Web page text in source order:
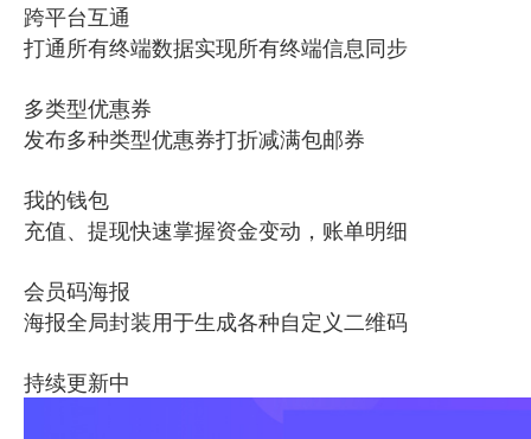
跨平台互通
打通所有终端数据实现所有终端信息同步
多类型优惠券
发布多种类型优惠券打折减满包邮券
我的钱包
充值、提现快速掌握资金变动，账单明细
会员码海报
海报全局封装用于生成各种自定义二维码
持续更新中